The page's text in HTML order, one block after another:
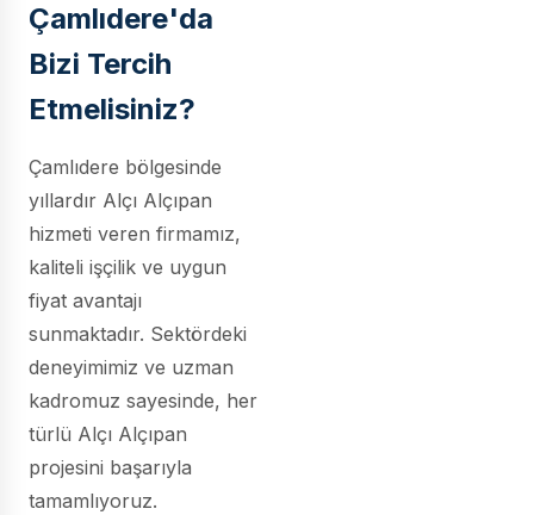
Çamlıdere'da
Bizi Tercih
Etmelisiniz?
Çamlıdere bölgesinde
yıllardır Alçı Alçıpan
hizmeti veren firmamız,
kaliteli işçilik ve uygun
fiyat avantajı
sunmaktadır. Sektördeki
deneyimimiz ve uzman
kadromuz sayesinde, her
türlü Alçı Alçıpan
projesini başarıyla
tamamlıyoruz.